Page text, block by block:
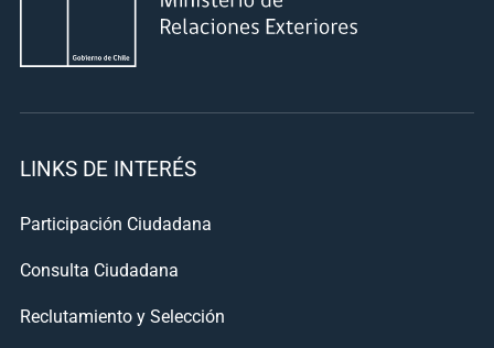
LINKS DE INTERÉS
Participación Ciudadana
Consulta Ciudadana
Reclutamiento y Selección